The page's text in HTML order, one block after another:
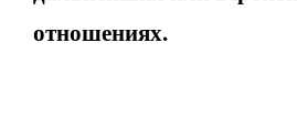
отношениях.